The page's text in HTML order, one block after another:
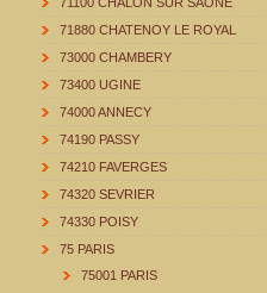
71880 CHATENOY LE ROYAL
73000 CHAMBERY
73400 UGINE
74000 ANNECY
74190 PASSY
74210 FAVERGES
74320 SEVRIER
74330 POISY
75 PARIS
75001 PARIS